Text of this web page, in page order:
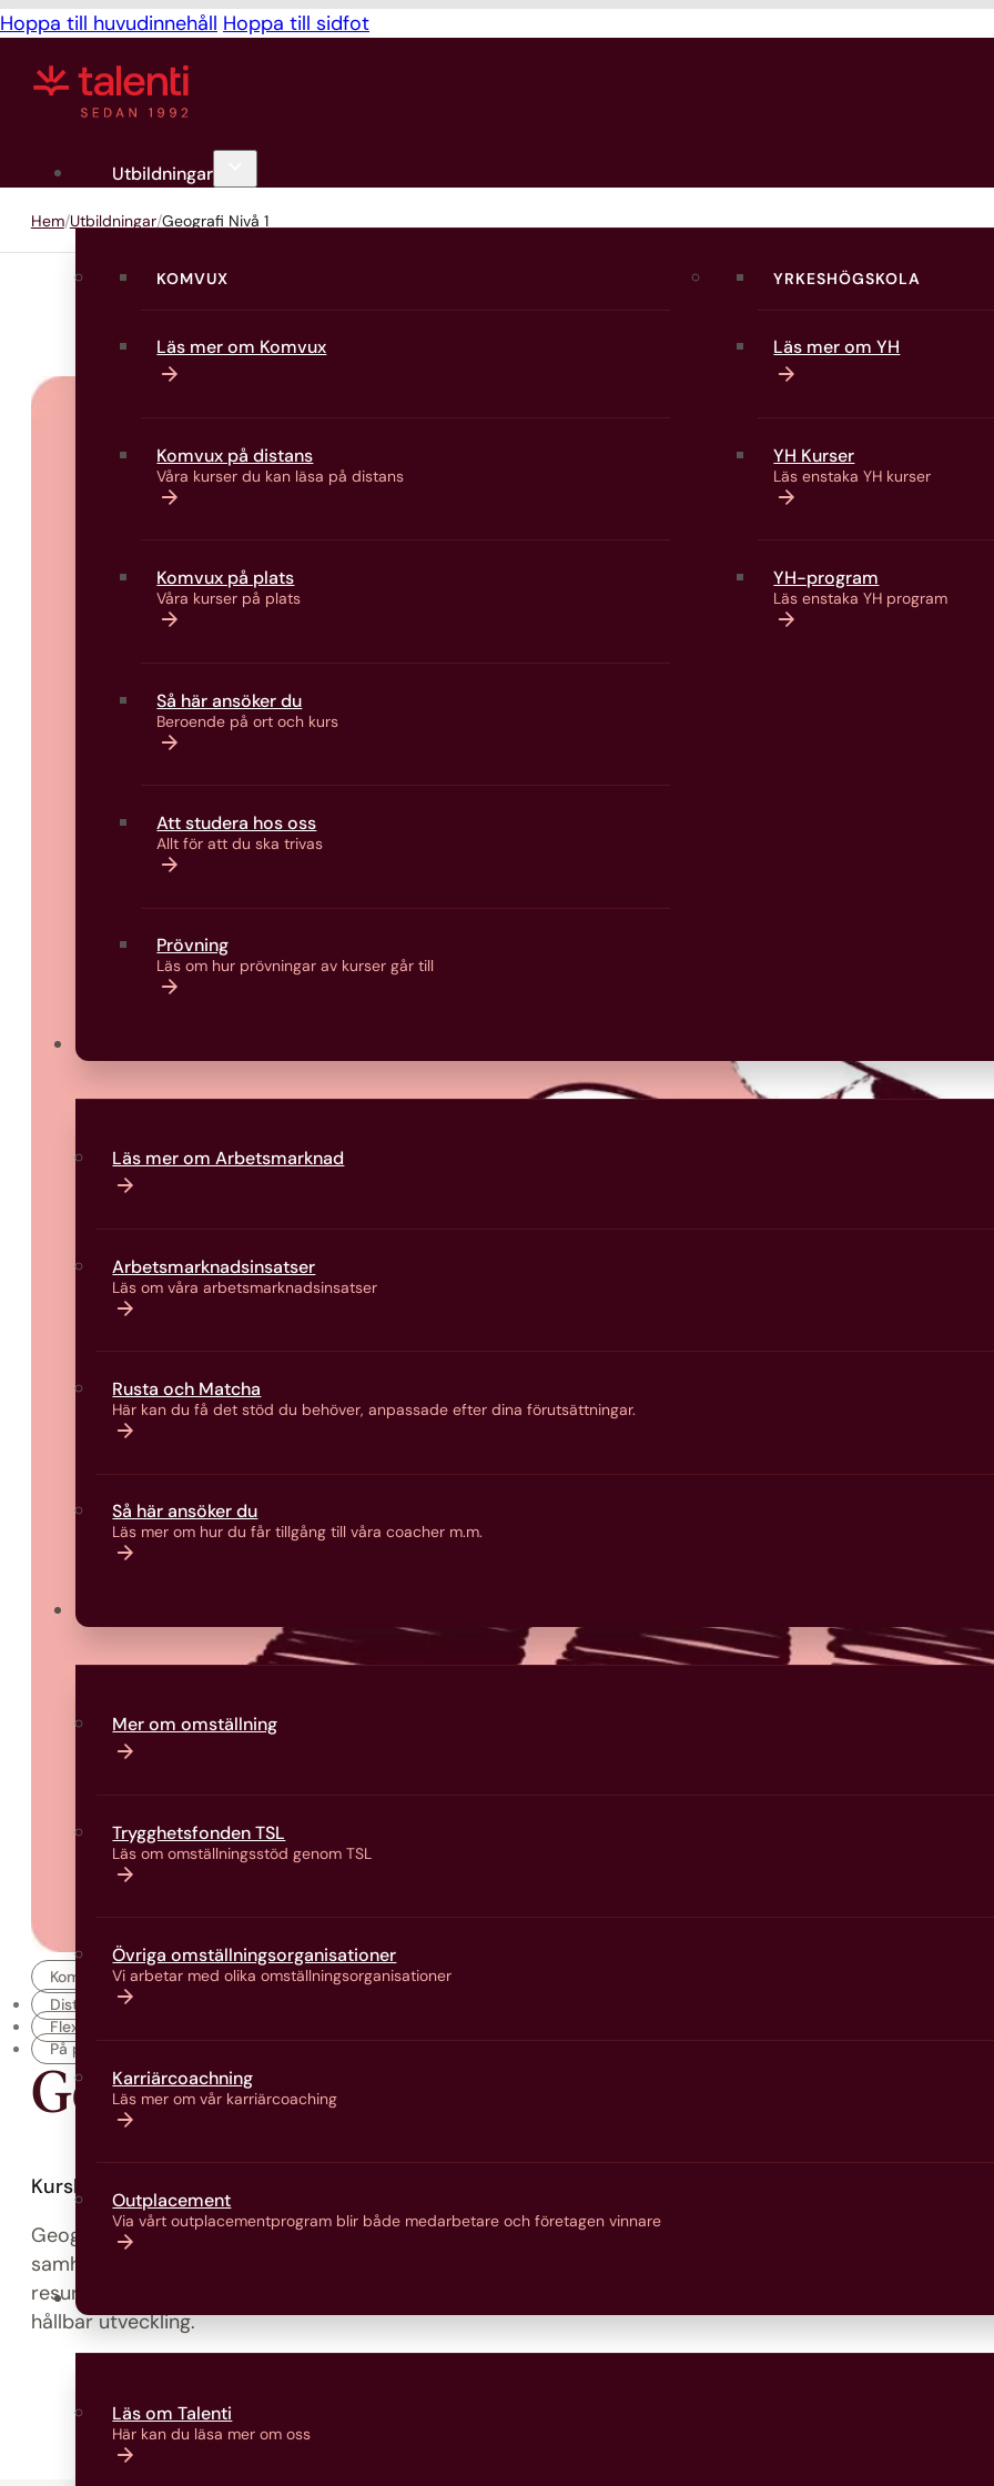
Hoppa till huvudinnehåll Hoppa till sidfot
Utbildningar
KOMVUX
Läs mer om Komvux
Komvux på distans
Våra kurser du kan läsa på distans
Komvux på plats
Våra kurser på plats
Så här ansöker du
Beroende på ort och kurs
Att studera hos oss
Allt för att du ska trivas
Prövning
Läs om hur prövningar av kurser går till
YRKESHÖGSKOLA
Läs mer om YH
YH Kurser
Läs enstaka YH kurser
YH-program
Läs enstaka YH program
Läs mer om Arbetsmarknad
Arbetsmarknads­insatser
Läs om våra arbetsmarknads­insatser
Rusta och Matcha
Här kan du få det stöd du behöver, anpassade efter dina förutsättningar.
Så här ansöker du
Läs mer om hur du får tillgång till våra coacher m.m.
Mer om omställning
Trygghetsfonden TSL
Läs om omställningsstöd genom TSL
Övriga omställningsorganisationer
Vi arbetar med olika omställningsorganisationer
Karriärcoachning
Läs mer om vår karriärcoaching
Outplacement
Via vårt outplacementprogram blir både medarbetare och företagen vinnare
Läs om Talenti
Här kan du läsa mer om oss
Hem Utbildningar Geografi Nivå 1
Komvux
Distans
Flex
På plats
Geografi Nivå 1
Kurskod: GEOG1000X
Geografi, nivå 1 ger kunskaper om geografiska samband mellan natur,
samhälle och människa. Ämnesnivån behandlar landskap, befolkning och
resurser samt hur geografiska förhållanden påverkar livsvillkor och
hållbar utveckling.